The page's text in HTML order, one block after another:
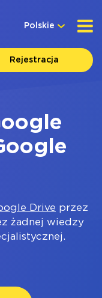
Polskie
Rejestracja
Drive przez
żadnej wiedzy